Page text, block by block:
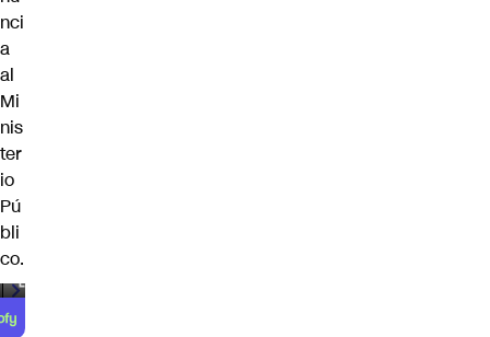
nci
a
al
Mi
nis
ter
io
Pú
bli
co.